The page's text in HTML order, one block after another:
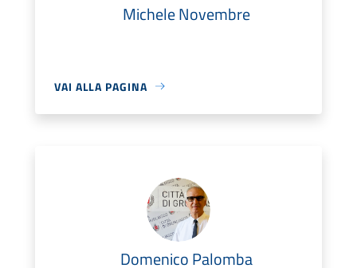
Michele Novembre
VAI ALLA PAGINA
Domenico Palomba